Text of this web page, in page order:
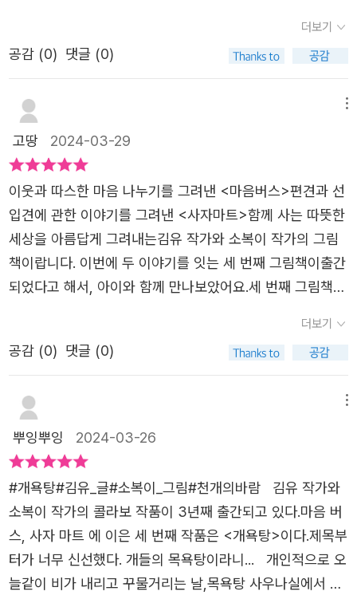
따라서 이 이야기를 통해 더 나은 사람으로 성장하고자 합니
다.이야기를 읽고 서로에 대한 배려와 돌봄의 소중함을 느꼈
습니다. 개들은 서로를 돕고 격려함으로써 따뜻한 관계를 형
성합니다. 특히, 꼬마 개와 엄마 개, 할머니 개와 털복숭이
개가 서로를 돌보는 모습은 가족 간의 사랑과 배려를 상징적
으로 보여줍니다.또한, 자신을 긍정적으로 바라보고 자신감
을 키우는 것의 중요성도 강조됩니다. 꼬마 개가 광고를 읽
으며 자신에게 긍정적인 말을 건네는 모습은 자신을 사랑하
고 긍정적으로 바라보는 자세의 중요성을 상기시켜 줍니다.
이야기를 통해 우리는 서로에 대한 배려와 돌봄뿐만 아니라
자신을 사랑하고 긍정적으로 바라보는 것이 얼마나 중요한
지를 깨달을 수 있습니다. 또한, 우리는 서로를 돕고 격려함
으로써 더 따뜻한 세상을 만들어 나갈 수 있다는 것을 배울
수 있습니다.
우리 가족의 짝으로 생각하며 가족과 같이 생각한다는 이름
'반려견'. 그 이름에 맞게 강아지들을 대우하면 어떨까 하는
다. 📖마음까지 씻고 가🐶-본문 중에서- 사람들이 곤히 잠
든 밤, 잠들지 못한 개들이 '개욕탕'으로 찾아옵니다. 저마다
의 이유로 마음이 무거운 개들.신발장에 신발을 가지런히 놓
고,무거운 가방도 두꺼운 겉옷도 훌훌 벗어던지고 가볍게 개
욕탕으로 들어갑니다. 그날 있었던 일을 돌아보며 씻어내는
강아지들.깨끗하게 씻고 서로 등을 밀어주고 따뜻한 물에 몸
을 푹 담그며 개운한 시간을 보내는 개들.그 모습에 삶의 무
게가 느껴진다면 제가 너무 지나친 생각일까요?아마 이 그
를 키워 본 경험이 있으신가요?저는 남편이 키우던 강아지
를 1년 반 2년 정도 함께 키운 경험이 있어요. 이름이 수아였
는데 함께한 시간은 아련한 추억이 되어 제 마음 속에 남았
습니다.제가 힘들 때 따스한 온기를 나눠주고, 즐거움을 함
께하고,슬픔도 나눌 수 있었습니다. 지금은 이별을 하고 함
께하지 못하지만 그 시간은 저에게 큰 행복으로 기억됩니다.
그런데 수아의 시간은 어땠을까요?부디 수아의 시간도 행복
했기를 바라봅니다. 강아지를 키우며 많은 분들이 '힐링'을
할 거라 생각합니다. 그런데 강아지 또한 그럴까요?많은 분
들이 사랑을 많이 주고 키우고 계시지만그렇지 않은 강아지
도 세상에 너무나 많습니다. 사람들의 변덕으로 버려지는 강
아지들. 팔리기 위해 강아지 공장에서 만들어지듯 태어나는
더보기
공감 (0) 댓글 (0)
고땅 2024-03-29
이웃과 따스한 마음 나누기를 그려낸 <마음버스>편견과 선
입견에 관한 이야기를 그려낸 <사자마트>함께 사는 따뜻한
세상을 아름답게 그려내는김유 작가와 소복이 작가의 그림
책이랍니다. 이번에 두 이야기를 잇는 세 번째 그림책이출간
되었다고 해서, 아이와 함께 만나보았어요.세 번째 그림책은
야기랍니다. -사람들이 곤히 잠든 늦은 밤.잠에 들지 못한
개들은 개욕탕을 찾아와요. 개들은 무거운 가방과 두꺼운 겉
를 하죠.저마다 속상한 일 때문에 힘들고 지친 개들.이들은
낮에 겪었던 나쁜 마음을 씻어내 듯 깨끗이 목욕을 하기 시
작해요. 그리고 얼마 후 모두가 함께 서로에게 등을 밀어주
죠.얼굴에 미소가 가득해진 개들. 어느새 이들은 몸도 마음
도 반짝반짝 깨끗해졌어요.-제목이 <개욕탕>이라 살짝 당
황했나요?아이한테 제목을 읽어주는데, 괜히 나쁜 말 같
아 가슴이 두근두근하더라고요. 사실 멍멍이는우리와 가장
친숙한 동물인데, 언제부터 '개'를 부정적인 단어로 사용하
더보기
공감 (0) 댓글 (0)
뿌잉뿌잉 2024-03-26
#개욕탕#김유_글#소복이_그림#천개의바람 김유 작가와
소복이 작가의 콜라보 작품이 3년째 출간되고 있다.마음 버
스, 사자 마트 에 이은 세 번째 작품은 <개욕탕>이다.제목부
터가 너무 신선했다. 개들의 목욕탕이라니... 개인적으로 오
늘같이 비가 내리고 꾸물거리는 날,목욕탕 사우나실에서 땀